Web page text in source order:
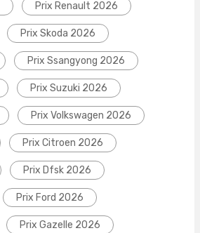
Prix Renault 2026
Prix Skoda 2026
Prix Ssangyong 2026
Prix Suzuki 2026
Prix Volkswagen 2026
Prix Citroen 2026
Prix Dfsk 2026
Prix Ford 2026
Prix Gazelle 2026